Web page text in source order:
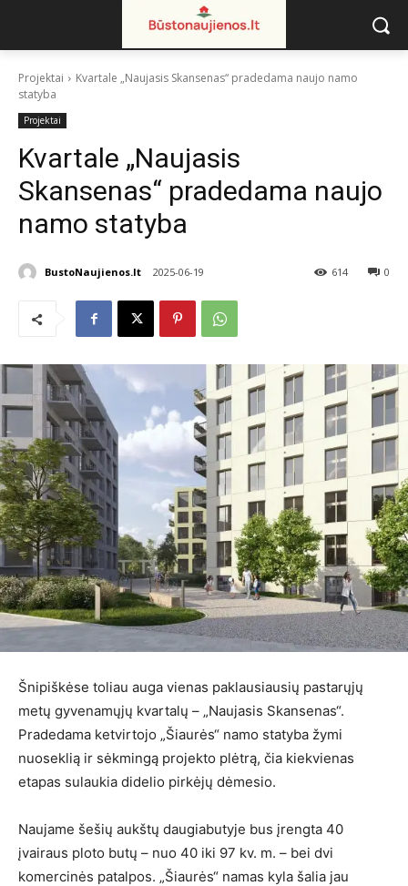
Projektai
Kvartale „Naujasis Skansenas“ pradedama naujo namo
statyba
Projektai
Kvartale „Naujasis
Skansenas“ pradedama naujo
namo statyba
BustoNaujienos.lt 2025-06-19 0
614
Šnipiškėse toliau auga vienas paklausiausių pastarųjų
metų gyvenamųjų kvartalų – „Naujasis Skansenas“.
Pradedama ketvirtojo „Šiaurės“ namo statyba žymi
nuoseklią ir sėkmingą projekto plėtrą, čia kiekvienas
etapas sulaukia didelio pirkėjų dėmesio.
Naujame šešių aukštų daugiabutyje bus įrengta 40
įvairaus ploto butų – nuo 40 iki 97 kv. m. – bei dvi
komercinės patalpos. „Šiaurės“ namas kyla šalia jau